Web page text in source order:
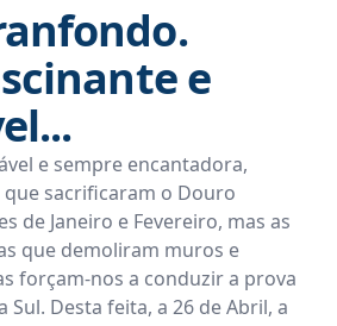
e
e sempre encantadora,
sacrificaram o Douro
de Janeiro e Fevereiro, mas as
que demoliram muros e
forçam-nos a conduzir a prova
Desta feita, a 26 de Abril, a